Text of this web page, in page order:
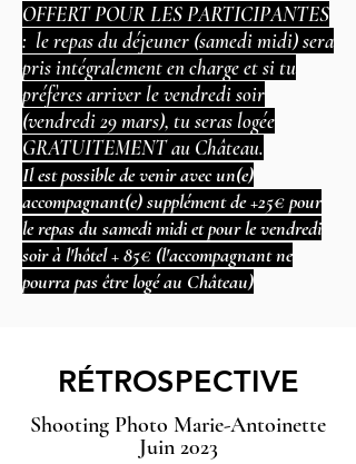
OFFERT POUR LES PARTICIPANTES
: le repas du déjeuner (samedi midi) sera
pris intégralement en charge et si tu
préfères arriver le vendredi soir
(vendredi 29 mars), tu seras logée
GRATUITEMENT au Château.
Il est possible de venir avec un(e)
accompagnant(e) supplément de +25€ pour
le repas du samedi midi et pour le vendredi
soir à l'hôtel + 85€ (l'accompagnant ne
pourra pas être logé au Château)
RÉTROSPECTIVE
Shooting Photo Marie-Antoinette
Juin 2023